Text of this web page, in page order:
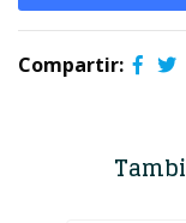
Compartir: